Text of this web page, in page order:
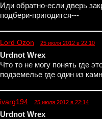
Иди обратно-если дверь
подбери-пригодится---
Lord Ozon 25 июля 2012 в 22:10
Urdnot Wreх
Что то не могу понять где
подземелье где один из
ivarg194 25 июля 2012 в 22:14
Urdnot Wreх